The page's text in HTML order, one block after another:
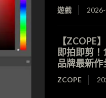
遊戲
【ZCOPE
即拍即剪！
品牌最新作
ZCOPE